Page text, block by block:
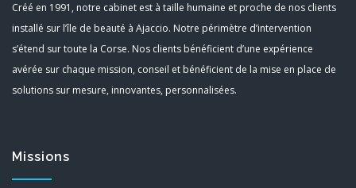
Créé en 1991, notre cabinet est à taille humaine et proche de nos clients
installé sur l’île de beauté à Ajaccio. Notre périmètre d’intervention
s’étend sur toute la Corse. Nos clients bénéficient d’une expérience
avérée sur chaque mission, conseil et bénéficient de la mise en place de
solutions sur mesure, innovantes, personnalisées.
Missions